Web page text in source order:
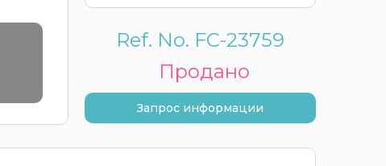
Ref. No. FC-23759
Продано
Запрос информации